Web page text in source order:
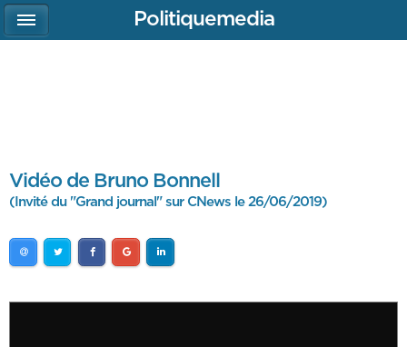
Vidéo de Bruno Bonnell
(Invité du "Grand journal" sur CNews le 26/06/2019)
Politiquemedia